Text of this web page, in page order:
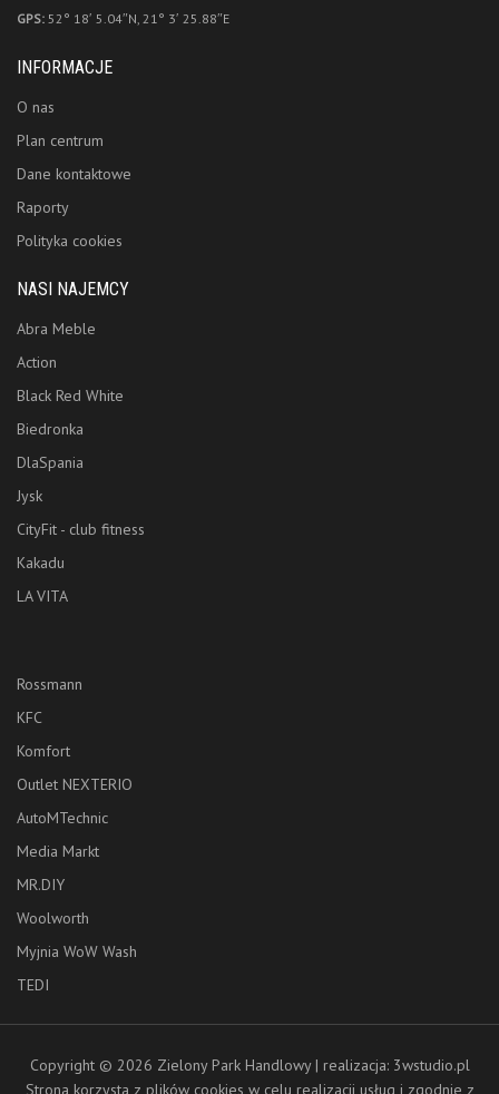
GPS: 52° 18′ 5.04″N, 21° 3′ 25.88″E
INFORMACJE
O nas
Plan centrum
Dane kontaktowe
Raporty
Polityka cookies
NASI NAJEMCY
Abra Meble
Action
Black Red White
Biedronka
DlaSpania
Jysk
CityFit - club fitness
Kakadu
LA VITA
Rossmann
KFC
Komfort
Outlet NEXTERIO
AutoMTechnic
Media Markt
MR.DIY
Woolworth
Myjnia WoW Wash
TEDI
Copyright © 2026 Zielony Park Handlowy | realizacja: 3wstudio.pl
Strona korzysta z plików cookies w celu realizacji usług i zgodnie z